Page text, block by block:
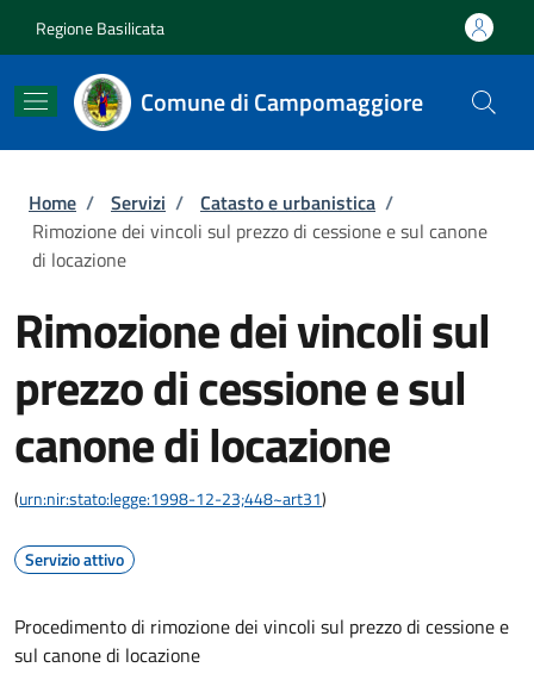
Regione Basilicata
Comune di Campomaggiore
Briciole di pane
Home / Servizi / Catasto e urbanistica /
Rimozione dei vincoli sul prezzo di cessione e sul canone
di locazione
Rimozione dei vincoli sul
prezzo di cessione e sul
canone di locazione
(urn:nir:stato:legge:1998-12-23;448~art31)
Servizio attivo
Procedimento di rimozione dei vincoli sul prezzo di cessione e
sul canone di locazione